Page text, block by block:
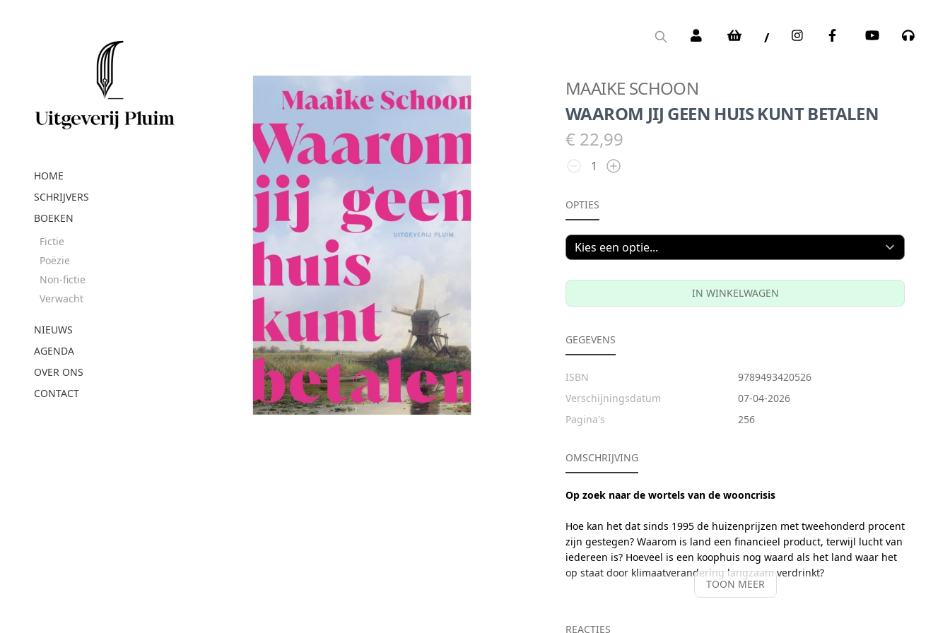
HOME
SCHRIJVERS
BOEKEN
Fictie
Poëzie
Non-fictie
Verwacht
NIEUWS
AGENDA
OVER ONS
CONTACT
/
MAAIKE SCHOON
WAAROM JIJ GEEN HUIS KUNT BETALEN
€ 22,99
OPTIES
IN WINKELWAGEN
GEGEVENS
ISBN
9789493420526
Verschijningsdatum
07-04-2026
Pagina's
256
OMSCHRIJVING
Op zoek naar de wortels van de wooncrisis
Hoe kan het dat sinds 1995 de huizenprijzen met tweehonderd procent
zijn gestegen? Waarom is land een financieel product, terwijl lucht van
iedereen is? Hoeveel is een koophuis nog waard als het land waar het
op staat door klimaatverandering langzaam verdrinkt?
TOON MEER
REACTIES